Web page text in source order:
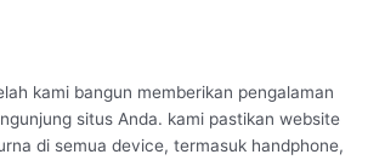
kami bangun memberikan pengalaman
situs Anda. kami pastikan website
di semua device, termasuk handphone,